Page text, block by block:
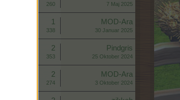
260 7 Maj 2025
1
338
MOD-Ara
30 Januar 2025
2
353
Pindgris
25 Oktober 2024
2
274
MOD-Ara
3 Oktober 2024